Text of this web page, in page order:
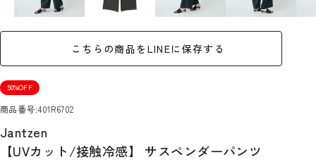
こちらの商品をLINEに保存する
50%OFF
商品番号 401R6702
Jantzen
【UVカット/接触冷感】 サスペンダーパンツ